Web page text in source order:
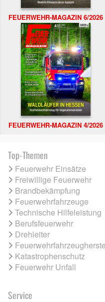
FEUERWEHR-MAGAZIN 6/2026
FEUERWEHR-MAGAZIN 4/2026
Top-Themen
Feuerwehr Einsätze
Freiwillige Feuerwehr
Brandbekämpfung
Feuerwehrfahrzeuge
Technische Hilfeleistung
Berufsfeuerwehr
Drehleiter
Katastrophenschutz
Feuerwehr Unfall
Service